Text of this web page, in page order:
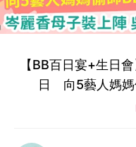
【BB百日宴+生日
日 向5藝人媽媽